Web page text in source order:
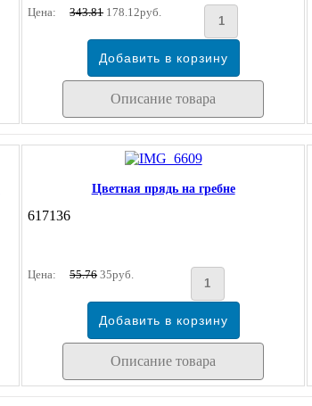
Цена: 343.81 178.12руб.
Описание товара
Цветная прядь на гребне
617136
Цена: 55.76 35руб.
Описание товара